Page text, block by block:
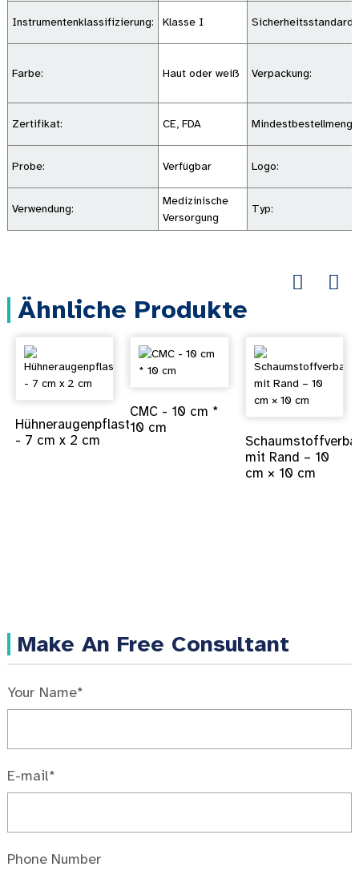
Instrumentenklassifizierung: Klasse I Sicherheitsstandard:
Farbe: Haut oder weiß Verpackung:
Zertifikat: CE, FDA
Probe: Verfügbar Logo:
Verwendung:
Medizinische
Versorgung
Typ:
Ähnliche Produkte
Hühneraugenpflaster
- 7 cm x 2 cm
CMC - 10 cm *
10 cm
mit Rand – 10
cm × 10 cm
Make An Free Consultant
Your Name*
E-mail*
Phone Number